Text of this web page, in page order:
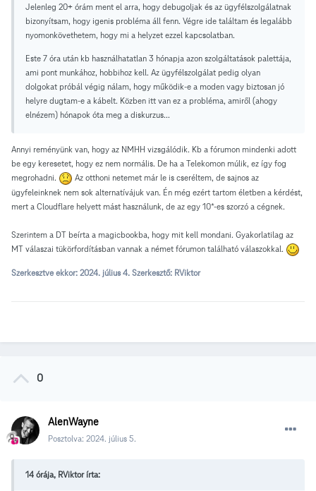
Jelenleg 20+ órám ment el arra, hogy debugoljak és az ügyfélszolgálatnak
bizonyítsam, hogy igenis probléma áll fenn. Végre ide találtam és legalább
nyomonkövethetem, hogy mi a helyzet ezzel kapcsolatban.
Este 7 óra után kb használhatatlan 3 hónapja azon szolgáltatások palettája,
ami pont munkához, hobbihoz kell. Az ügyfélszolgálat pedig olyan
dolgokat próbál végig nálam, hogy működik-e a moden vagy biztosan jó
helyre dugtam-e a kábelt. Közben itt van ez a probléma, amiről (ahogy
elnézem) hónapok óta meg a diskurzus...
Annyi reményünk van, hogy az NMHH vizsgálódik. Kb a fórumon mindenki adott
be egy keresetet, hogy ez nem normális. De ha a Telekomon múlik, ez így fog
megrohadni.
Az otthoni netemet már le is cseréltem, de sajnos az
ügyfeleinknek nem sok alternatívájuk van. Én még ezért tartom életben a kérdést,
mert a Cloudflare helyett mást használunk, de az egy 10*-es szorzó a cégnek.
Szerintem a DT beírta a magicbookba, hogy mit kell mondani. Gyakorlatilag az
MT válaszai tükörfordításban vannak a német fórumon található válaszokkal.
Szerkesztve ekkor: 2024. július 4. Szerkesztő: RViktor
0
AlenWayne
Posztolva: 2024. július 5.
14 órája, RViktor írta: